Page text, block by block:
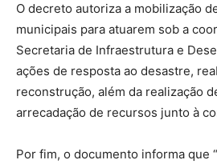
O decreto autoriza a mobilização
municipais para atuarem sob a
Secretaria de Infraestrutura e
ações de resposta ao desastre,
reconstrução, além da realização
arrecadação de recursos junto à
Por fim, o documento informa que